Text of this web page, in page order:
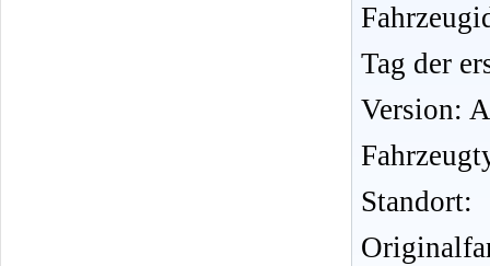
Tag der
Version:
Standort: